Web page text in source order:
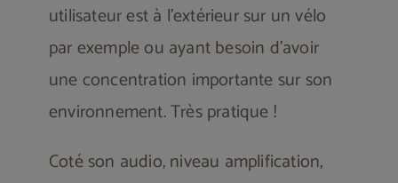
utilisateur est à l’extérieur sur un vélo
par exemple ou ayant besoin d’avoir
une concentration importante sur son
environnement. Très pratique !
Coté son audio, niveau amplification,